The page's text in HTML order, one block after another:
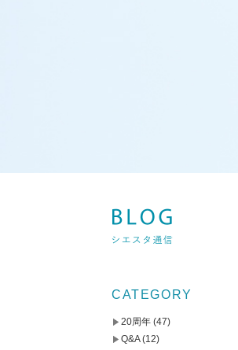
CATEGORY
20周年 (47)
Q&A(12)